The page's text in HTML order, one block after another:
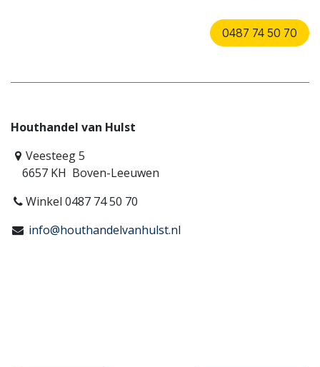
0487 74 50 70
Houthandel van Hulst
Veesteeg 5
6657 KH Boven-Leeuwen
Winkel 0487 74 50 70
info@houthandelvanhulst.nl